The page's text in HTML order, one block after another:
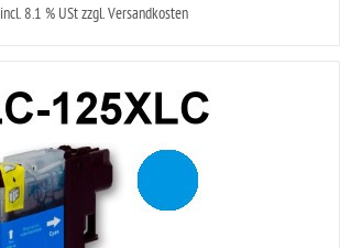
incl. 8.1 % USt zzgl. Versandkosten